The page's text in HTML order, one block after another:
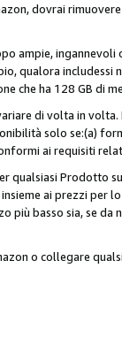
dovrai
ampie,
qualora includessi
che ha 128 GB di
di volta in
solo se:(a)
ai requisiti
qualsiasi Prodotto
ai prezzi
più basso sia, se
o collegare